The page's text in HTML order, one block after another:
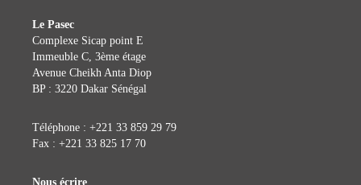
Le Pasec
Complexe Sicap point E
Immeuble C, 3ème étage
Avenue Cheikh Anta Diop
BP : 3220 Dakar Sénégal
Téléphone : +221 33 859 29 79
Fax : +221 33 825 17 70
Nous écrire